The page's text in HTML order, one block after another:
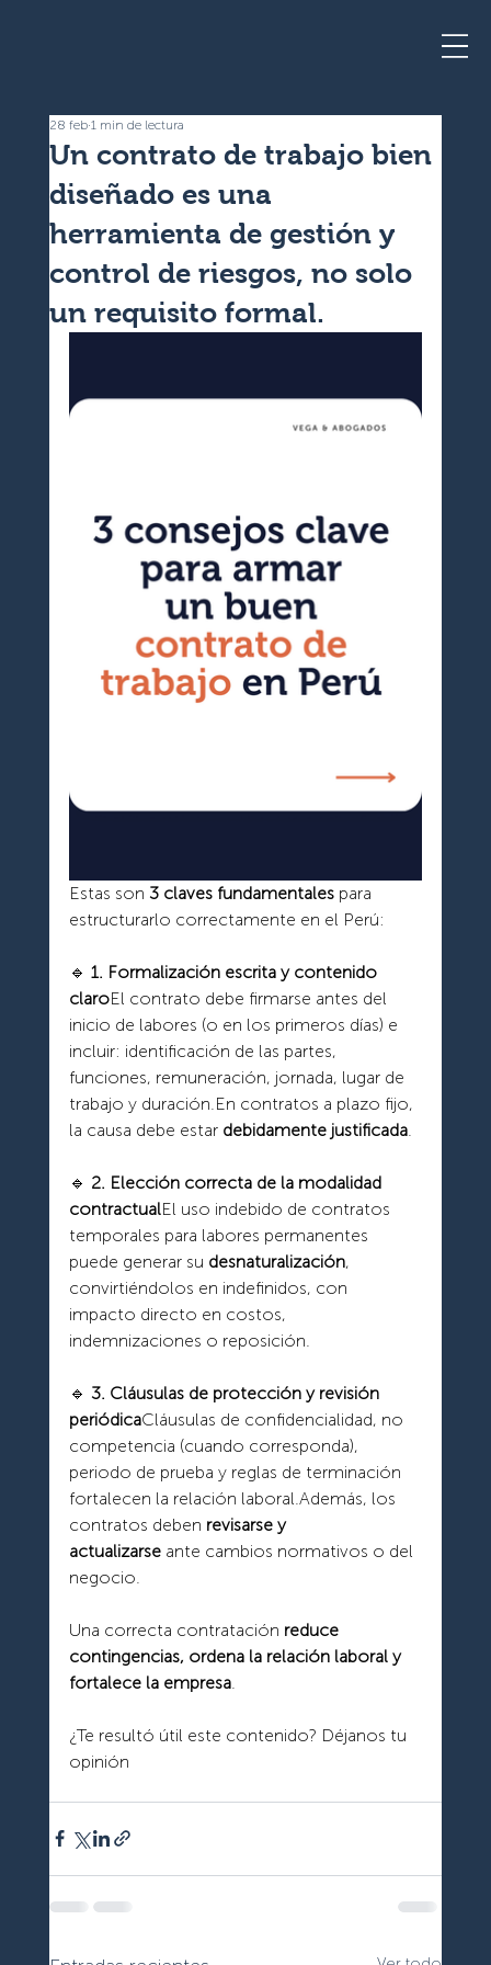
Un contrato de trabajo bien
diseñado es una
herramienta de gestión y
control de riesgos, no solo
un requisito formal.
28 feb 1 min de lectura
Estas son 3 claves fundamentales para
estructurarlo correctamente en el Perú:
🔹 1. Formalización escrita y contenido
claroEl contrato debe firmarse antes del
inicio de labores (o en los primeros días) e
incluir: identificación de las partes,
funciones, remuneración, jornada, lugar de
trabajo y duración.En contratos a plazo fijo,
la causa debe estar debidamente justificada.
🔹 2. Elección correcta de la modalidad
contractualEl uso indebido de contratos
temporales para labores permanentes
puede generar su desnaturalización,
convirtiéndolos en indefinidos, con
impacto directo en costos,
indemnizaciones o reposición.
🔹 3. Cláusulas de protección y revisión
periódicaCláusulas de confidencialidad, no
competencia (cuando corresponda),
periodo de prueba y reglas de terminación
fortalecen la relación laboral.Además, los
contratos deben revisarse y
actualizarse ante cambios normativos o del
negocio.
Una correcta contratación reduce
contingencias, ordena la relación laboral y
fortalece la empresa.
¿Te resultó útil este contenido? Déjanos tu
opinión